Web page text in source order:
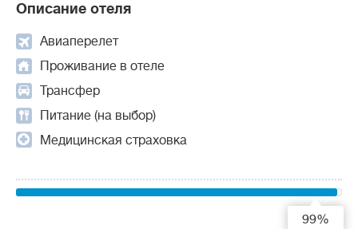
Описание отеля
Авиаперелет
Проживание в отеле
Трансфер
Питание (на выбор)
Медицинская страховка
99%